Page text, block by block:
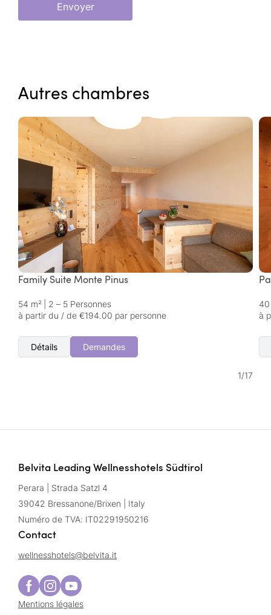
Envoyer
Autres chambres
Family Suite Monte Pinus
54 m²
2 – 5 Personnes
à partir du / de €194.00 par personne
Détails Demandes
40
à
1/17
Belvita Leading Wellnesshotels Südtirol
Perara | Strada Satzl 4
39042 Bressanone/Brixen | Italy
Numéro de TVA: IT02291950216
Contact
wellnesshotels@belvita.it
Mentions légales